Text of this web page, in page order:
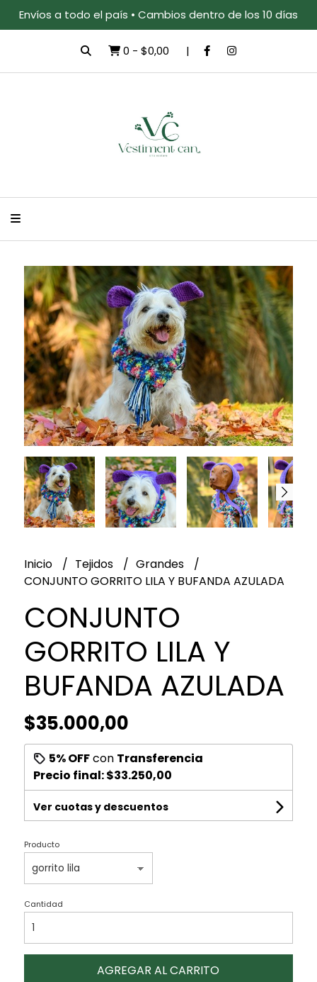
Envíos a todo el país • Cambios dentro de los 10 días
0 - $0,00
Inicio Tejidos
Grandes
CONJUNTO GORRITO LILA Y BUFANDA AZULADA
CONJUNTO
GORRITO LILA Y
BUFANDA AZULADA
$35.000,00
5% OFFcon Transferencia
Precio final:$33.250,00
Ver cuotas y descuentos
Producto
Cantidad
AGREGAR AL CARRITO